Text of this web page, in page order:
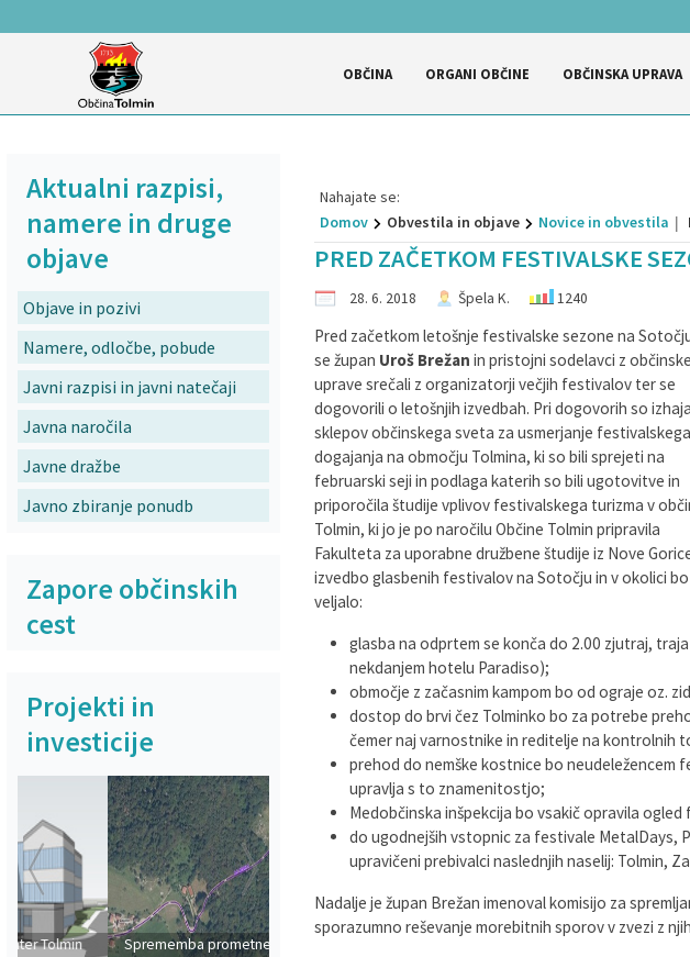
OBČINA ORGANI OBČINE OBČINSKA UPRAVA
Nahajate se:
Domov
Obvestila in objave Novice in obvestila
PRED ZAČETKOM FESTIVALSKE
28. 6. 2018 Špela K. 1240
Pred začetkom letošnje festivalske sezone na
se župan Uroš Brežan in pristojni sodelavci z občinske
uprave srečali z organizatorji večjih festivalov ter se
dogovorili o letošnjih izvedbah. Pri dogovorih so
sklepov občinskega sveta za usmerjanje festivalskega
dogajanja na območju Tolmina, ki so bili sprejeti na
februarski seji in podlaga katerih so bili ugotovitve in
priporočila študije vplivov festivalskega turizma v
Tolmin, ki jo je po naročilu Občine Tolmin pripravila
Fakulteta za uporabne družbene študije iz Nove
izvedbo glasbenih festivalov na Sotočju in v okolici bo
veljalo:
glasba na odprtem se konča do 2.00 zjutraj,
nekdanjem hotelu Paradiso);
območje z začasnim kampom bo od ograje oz.
dostop do brvi čez Tolminko bo za potrebe
čemer naj varnostnike in reditelje na kontrolnih
prehod do nemške kostnice bo neudeležencem
upravlja s to znamenitostjo;
Medobčinska inšpekcija bo vsakič opravila
do ugodnejših vstopnic za festivale MetalDays,
upravičeni prebivalci naslednjih naselij: Tolmin,
Nadalje je župan Brežan imenoval komisijo za
sporazumno reševanje morebitnih sporov v zvezi z
Aktualni razpisi,
namere in druge
objave
Objave in pozivi
Namere, odločbe, pobude
Javni razpisi in javni natečaji
Javna naročila
Javne dražbe
Javno zbiranje ponudb
Zapore občinskih
cest
Projekti in
investicije
Sprememba prometnega režima v
Prejšnja Naslednja
Predstavitev občine
Simboli občine
Občinski praznik
Občinski nagrajenci
Prostorski akti, razvojni in programski dokumenti
Katalog informacij javnega značaja
Župan občine
Podžupana
Nadzorni odbor
Medobčinska uprava
Svet krajevnih skupnosti
Svet za preventivo in vzgojo v cestnem prometu
Člani občinskega sveta
Seje občinskega sveta
Komisije in odbori
Poverjeniki
Imenik zaposlenih
Organigram zaposlenih
Uradne ure
Dogodki in prireditve
Zapore cest
Razpisi, namere in druge objave
Proračun občine
Predlagajte občini
Vprašajte občino
Javni zavodi
Predstavnik v državnem svetu
Pomembni kontakti
Brezplačni prevozi z e-kombijem
Ceniki storitev Komunale Tolmin
En Svet EKO sklad
Varuhov kotiček
Za pričetek iskanja kliknite na puščico >